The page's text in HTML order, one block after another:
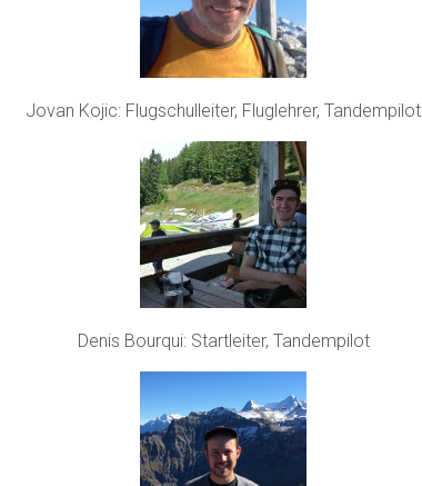
Jovan Kojic: Flugschulleiter, Fluglehrer, Tandempilot
Denis Bourqui: Startleiter, Tandempilot